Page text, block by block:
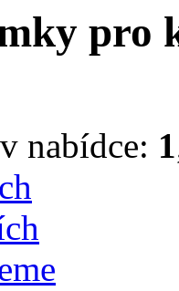
nabídce: 1